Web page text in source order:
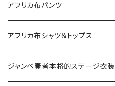
petit carré
Pochette
Sacoche
アフリカ布パンツ
レディースパンツ
Pantalon Gaucho
男女兼用パンツ
アフリカ布シャツ＆トップス
男女兼用シャツ
ジャンベ奏者本格的ステージ衣装